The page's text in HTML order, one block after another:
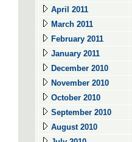
April 2011
March 2011
February 2011
January 2011
December 2010
November 2010
October 2010
September 2010
August 2010